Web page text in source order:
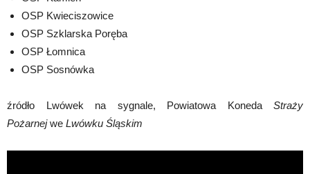
OSP Kwieciszowice
OSP Szklarska Poręba
OSP Łomnica
OSP Sosnówka
źródło Lwówek na sygnale, Powiatowa Koneda Straży
Pożarnejwe Lwówku Śląskim